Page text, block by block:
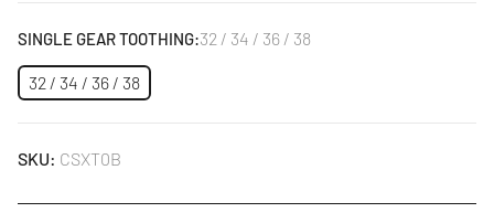
SINGLE GEAR TOOTHING:32 / 34 / 36 / 38
32 / 34 / 36 / 38
SKU: CSXT0B